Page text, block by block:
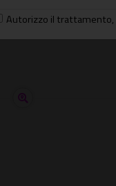
Autorizzo il trattamento,